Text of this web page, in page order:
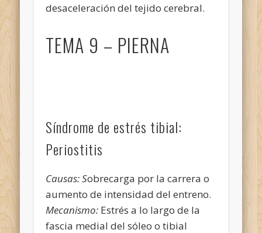
desaceleración del tejido cerebral.
TEMA 9 – PIERNA
Síndrome de estrés tibial:
Periostitis
Causas: Sobrecarga por la carrera o
aumento de intensidad del entreno.
Mecanismo: Estrés a lo largo de la
fascia medial del sóleo o tibial